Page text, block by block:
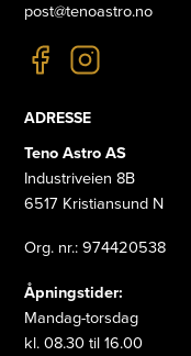
post@tenoastro.no
ADRESSE
Teno Astro AS
Industriveien 8B
6517 Kristiansund N
Org. nr.: 974420538
Åpningstider:
Mandag-torsdag
kl. 08.30 til 16.00